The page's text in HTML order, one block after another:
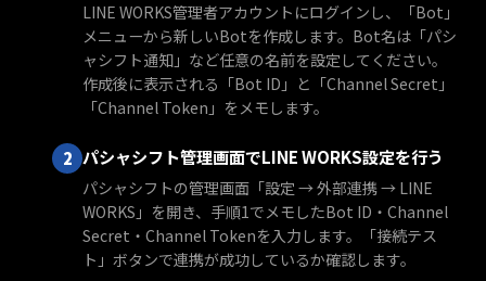
LINE WORKS管理者アカウントにログインし、「Bot」
メニューから新しいBotを作成します。Bot名は「パシ
ャシフト通知」など任意の名前を設定してください。
作成後に表示される「Bot ID」と「Channel Secret」
「Channel Token」をメモします。
パシャシフト管理画面でLINE WORKS設定を行う
パシャシフトの管理画面「設定 → 外部連携 → LINE
WORKS」を開き、手順1でメモしたBot ID・Channel
Secret・Channel Tokenを入力します。「接続テス
ト」ボタンで連携が成功しているか確認します。